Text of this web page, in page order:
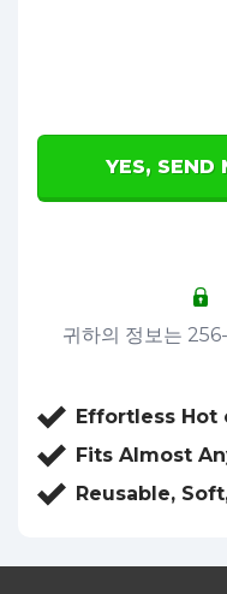
YES, SEND
귀하의 정보는
Effortless Hot
Fits Almost
Reusable,